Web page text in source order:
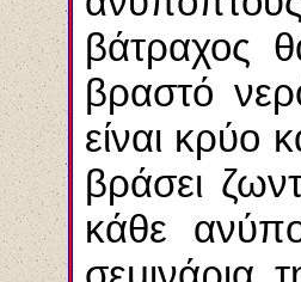
βάτραχος
βραστό
είναι κρύο
βράσει
κάθε